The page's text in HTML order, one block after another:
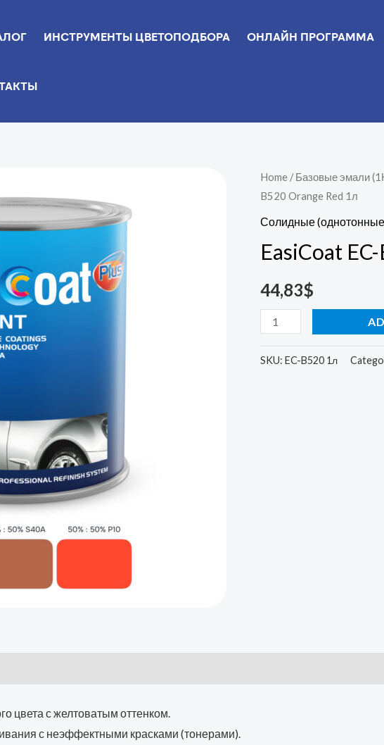
ИНСТРУМЕНТЫ ЦВЕТОПОДБОРА ОНЛАЙН ПРОГРАММА
Home /Базовые эмали
B520 Orange Red 1л
Солидные
EasiCoat
44,83$
EasiCoat
EC-
B520
Red
quantity
SKU: EC-B520 1л
цвета с желтоватым оттенком.
с неэффектными красками (тонерами).